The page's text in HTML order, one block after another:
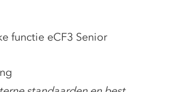
functie eCF3 Senior